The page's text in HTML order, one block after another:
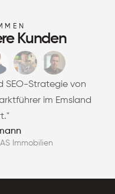
Kunden
SEO-Strategie von
im Emsland
Immobilien